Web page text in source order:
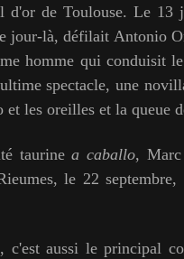
d'or de Toulouse. Le
jour-là, défilait Antonio
homme qui conduisit
spectacle, une
les oreilles et la queue
taurinea caballo, Marc
le 22
aussi le principal